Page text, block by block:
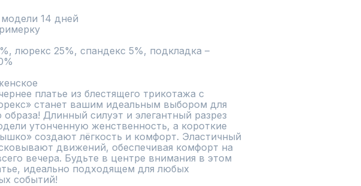
14 дней
люрекс 25%, спандекс 5%, подкладка –
платье из блестящего трикотажа с
станет вашим идеальным выбором для
образа! Длинный силуэт и элегантный разрез
утонченную женственность, а короткие
создают лёгкость и комфорт. Эластичный
движений, обеспечивая комфорт на
вечера. Будьте в центре внимания в этом
идеально подходящем для любых
событий!